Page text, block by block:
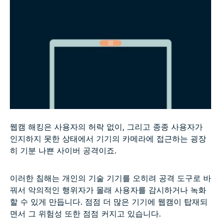
웹캠 해킹은 사용자의 허락 없이, 그리고 종종 사용자가
인지하지 못한 상태에서 기기의 카메라에 접근하는 굉장
히 기분 나쁜 사이버 공격이죠.
이러한 침해는 개인의 기술 기기를 오히려 공격 도구로 바
꿔서 악의적인 행위자가 몰래 사용자를 감시하거나 녹화
할 수 있게 만듭니다. 점점 더 많은 기기에 웹캠이 탑재되
면서 그 위험성 또한 점점 커지고 있습니다.